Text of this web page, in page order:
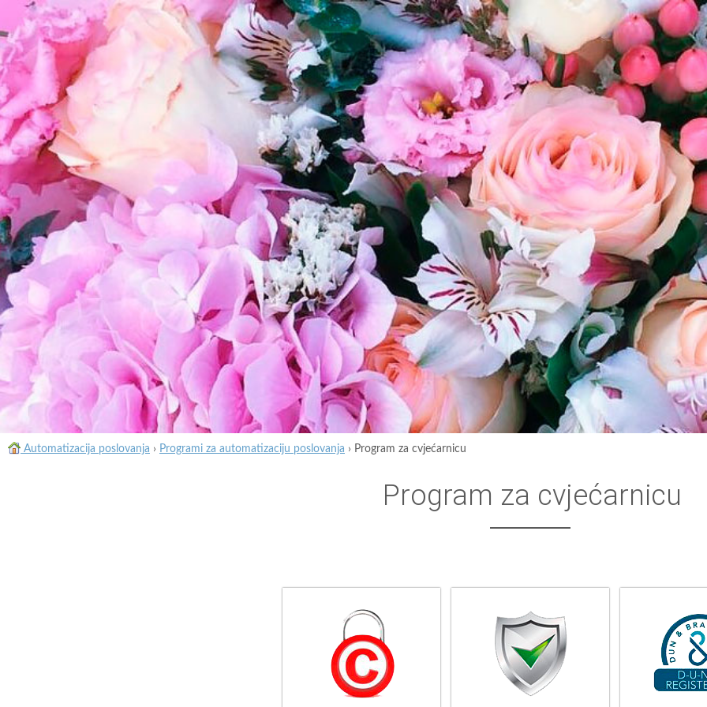
Automatizacija poslovanja › Programi za automatizaciju poslovanja › Program za cvjećarnicu
Program za cvjećarnicu